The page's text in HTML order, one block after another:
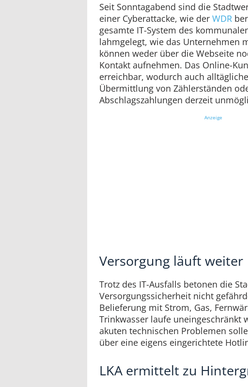
Seit Sonntagabend sind die
einer Cyberattacke, wie der WDR
gesamte IT-System des
lahmgelegt, wie das Unternehmen
können weder über die Webseite
Kontakt aufnehmen. Das Online-
erreichbar, wodurch auch
Übermittlung von Zählerständen
Abschlagszahlungen derzeit
Anzeige
Versorgung läuft weiter
Trotz des IT-Ausfalls betonen die
Versorgungssicherheit nicht
Belieferung mit Strom, Gas,
Trinkwasser laufe uneingeschränkt
akuten technischen Problemen
über eine eigens eingerichtete
LKA ermittelt zu